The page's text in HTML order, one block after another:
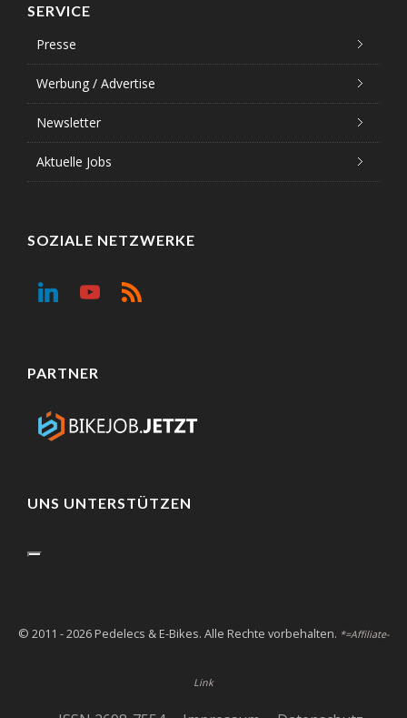
SERVICE
Presse
Werbung / Advertise
Newsletter
Aktuelle Jobs
SOZIALE NETZWERKE
PARTNER
UNS UNTERSTÜTZEN
© 2011 - 2026 Pedelecs & E-Bikes. Alle Rechte vorbehalten. *=Affiliate-
Link